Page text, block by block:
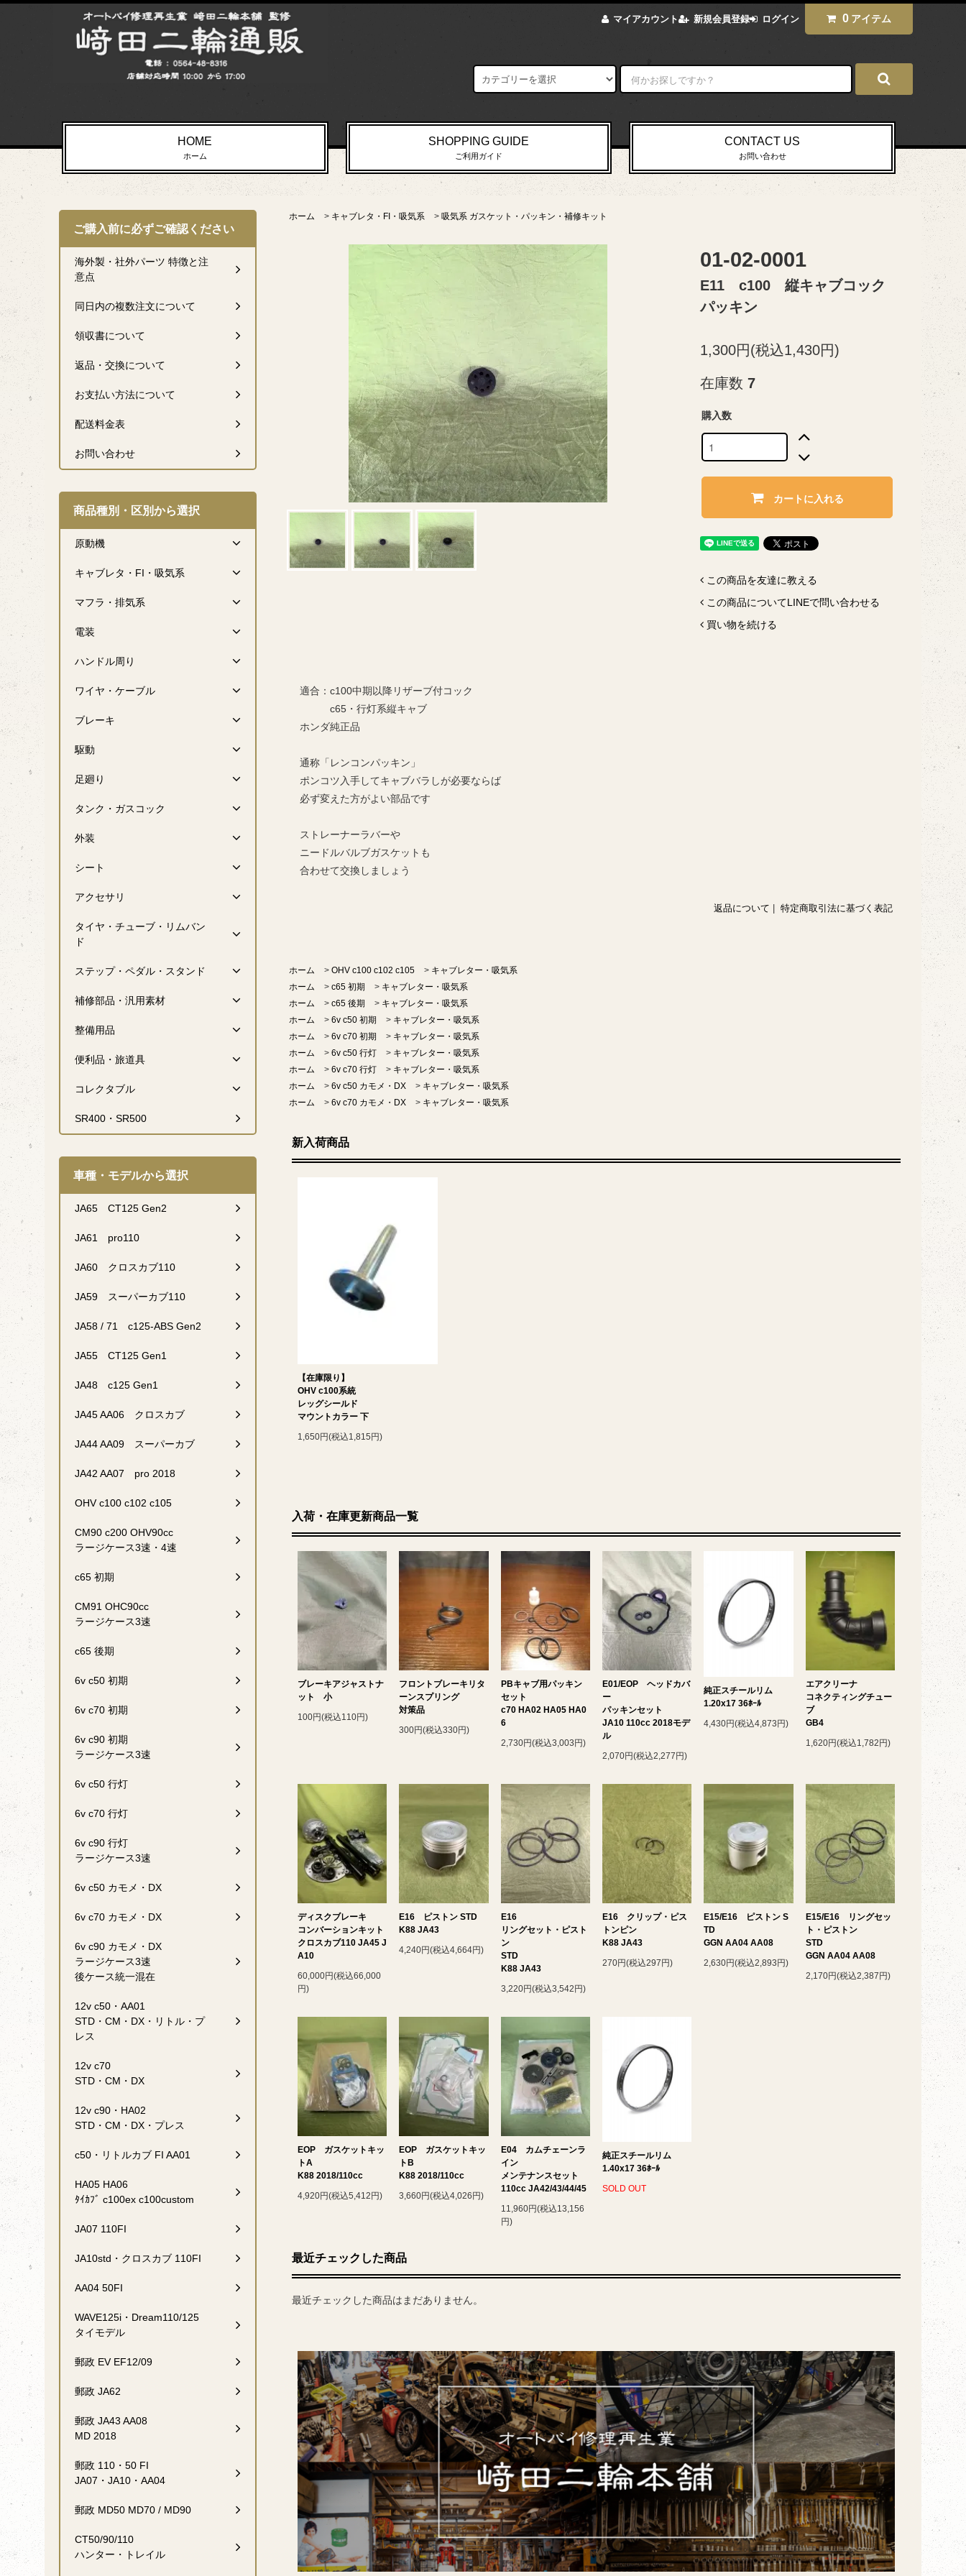
マイアカウント 新規会員登録 ログイン 0 アイテム
HOME
ホーム
SHOPPING GUIDE
ご利用ガイド
CONTACT US
お問い合わせ
ホーム > キャブレタ・FI・吸気系 > 吸気系 ガスケット・パッキン・補修キット
01-02-0001
E11 c100 縦キャブコック
パッキン
1,300円(税込1,430円)
在庫数 7
購入数
カートに入れる
この商品を友達に教える
この商品についてLINEで問い合わせる
買い物を続ける
適合：c100中期以降リザーブ付コック
c65・行灯系縦キャブ
ホンダ純正品
通称「レンコンパッキン」
ポンコツ入手してキャブバラしが必要ならば
必ず変えた方がよい部品です
ストレーナーラバーや
ニードルバルブガスケットも
合わせて交換しましょう
返品について 特定商取引法に基づく表記
ホーム > OHV c100 c102 c105 > キャブレター・吸気系
ホーム
> c65 初期 > キャブレター・吸気系
ホーム
> c65 後期 > キャブレター・吸気系
ホーム
> 6v c50 初期 > キャブレター・吸気系
ホーム
> 6v c70 初期 > キャブレター・吸気系
ホーム
> 6v c50 行灯 > キャブレター・吸気系
ホーム
> 6v c70 行灯 > キャブレター・吸気系
ホーム
> 6v c50 カモメ・DX > キャブレター・吸気系
ホーム
> 6v c70 カモメ・DX > キャブレター・吸気系
新入荷商品
【在庫限り】
OHV c100系統
レッグシールド
マウントカラー 下
1,650円(税込1,815円)
入荷・在庫更新商品一覧
ブレーキアジャストナ
ット 小
100円(税込110円)
フロントブレーキリタ
ーンスプリング
対策品
300円(税込330円)
PBキャブ用パッキン
セット
c70 HA02 HA05 HA0
6
2,730円(税込3,003円)
E01/EOP ヘッドカバ
ー
パッキンセット
JA10 110cc 2018モデ
ル
2,070円(税込2,277円)
純正スチールリム
1.20x17 36ﾎｰﾙ
4,430円(税込4,873円)
エアクリーナ
コネクティングチュー
ブ
GB4
1,620円(税込1,782円)
ディスクブレーキ
コンバーションキット
クロスカブ110 JA45 J
A10
60,000円(税込66,000
円)
E16 ピストン STD
K88 JA43
4,240円(税込4,664円)
E16
リングセット・ピスト
ン
STD
K88 JA43
3,220円(税込3,542円)
E16 クリップ・ピス
トンピン
K88 JA43
270円(税込297円)
E15/E16 ピストン S
TD
GGN AA04 AA08
2,630円(税込2,893円)
E15/E16 リングセッ
ト・ピストン
STD
GGN AA04 AA08
2,170円(税込2,387円)
EOP ガスケットキッ
トA
K88 2018/110cc
4,920円(税込5,412円)
EOP ガスケットキッ
トB
K88 2018/110cc
3,660円(税込4,026円)
E04 カムチェーンラ
イン
メンテナンスセット
110cc JA42/43/44/45
11,960円(税込13,156
円)
純正スチールリム
1.40x17 36ﾎｰﾙ
SOLD OUT
最近チェックした商品
最近チェックした商品はまだありません。
ご購入前に必ずご確認ください
海外製・社外パーツ 特徴と注
意点
同日内の複数注文について
領収書について
返品・交換について
お支払い方法について
配送料金表
お問い合わせ
商品種別・区別から選択
原動機
キャブレタ・FI・吸気系
マフラ・排気系
電装
ハンドル周り
ワイヤ・ケーブル
ブレーキ
駆動
足廻り
タンク・ガスコック
外装
シート
アクセサリ
タイヤ・チューブ・リムバン
ド
ステップ・ペダル・スタンド
補修部品・汎用素材
整備用品
便利品・旅道具
コレクタブル
SR400・SR500
車種・モデルから選択
JA65 CT125 Gen2
JA61 pro110
JA60 クロスカブ110
JA59 スーパーカブ110
JA58 / 71 c125-ABS Gen2
JA55 CT125 Gen1
JA48 c125 Gen1
JA45 AA06 クロスカブ
JA44 AA09 スーパーカブ
JA42 AA07 pro 2018
OHV c100 c102 c105
CM90 c200 OHV90cc
ラージケース3速・4速
c65 初期
CM91 OHC90cc
ラージケース3速
c65 後期
6v c50 初期
6v c70 初期
6v c90 初期
ラージケース3速
6v c50 行灯
6v c70 行灯
6v c90 行灯
ラージケース3速
6v c50 カモメ・DX
6v c70 カモメ・DX
6v c90 カモメ・DX
ラージケース3速
後ケース統一混在
12v c50・AA01
STD・CM・DX・リトル・プ
レス
12v c70
STD・CM・DX
12v c90・HA02
STD・CM・DX・プレス
c50・リトルカブ FI AA01
HA05 HA06
ﾀｲｶﾌﾞ c100ex c100custom
JA07 110FI
JA10std・クロスカブ 110FI
AA04 50FI
WAVE125i・Dream110/125
タイモデル
郵政 EV EF12/09
郵政 JA62
郵政 JA43 AA08
MD 2018
郵政 110・50 FI
JA07・JA10・AA04
郵政 MD50 MD70 / MD90
CT50/90/110
ハンター・トレイル